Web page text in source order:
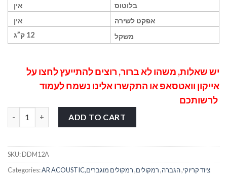
בלוטוס
אין
אפקט לשירה
אין
משקל
12 ק”ג
יש שאלות, משהו לא ברור, רוצים להתייעץ לחצו על
אייקון וואטסאפאו התקשרו אלינו נשמח לעמוד
ADD TO CART
SKU:DDM12A
Categories:
AR ACOUSTIC,ציוד קריוקי,הגברה,רמקולים,רמקולים מוגברים